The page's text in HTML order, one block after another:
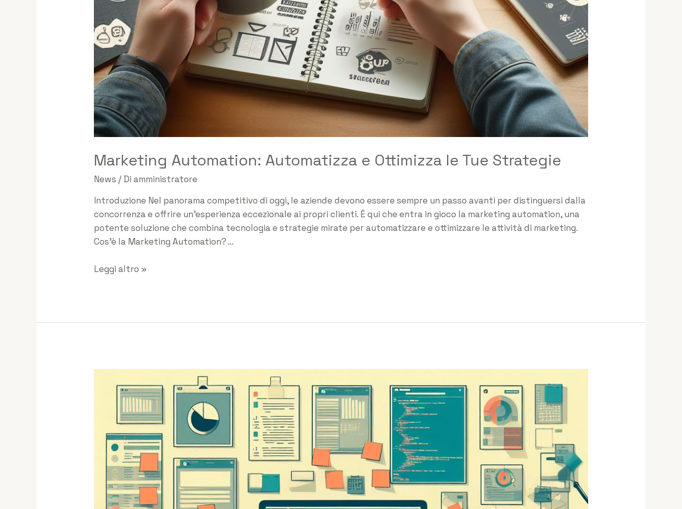
Marketing Automation: Automatizza e Ottimizza le Tue Strategie
News / Diamministratore
Introduzione Nel panorama competitivo di oggi, le aziende devono essere sempre un passo avanti per distinguersi dalla
concorrenza e offrire un’esperienza eccezionale ai propri clienti. È qui che entra in gioco la marketing automation, una
potente soluzione che combina tecnologia e strategie mirate per automatizzare e ottimizzare le attività di marketing.
Cos’è la Marketing Automation? …
Leggi altro »